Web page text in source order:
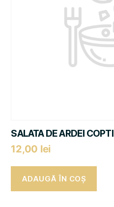
SALATA DE ARDEI COPTI
12,00 lei
ADAUGĂ ÎN COȘ